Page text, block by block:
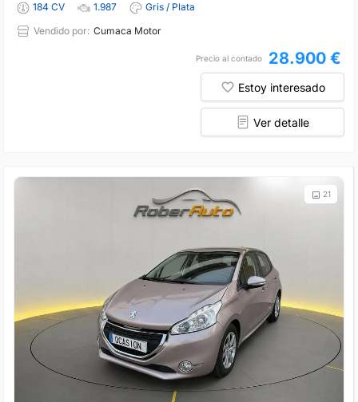
184 CV
1.987
Gris / Plata
Vendido por: Cumaca Motor
Precio al contado 28.900 €
Estoy interesado
Ver detalle
21